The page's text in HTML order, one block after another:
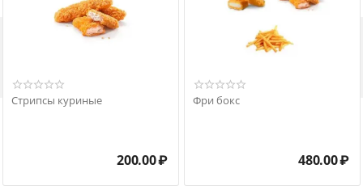
Стрипсы куриные
200.00₽
Фри бокс
480.00₽